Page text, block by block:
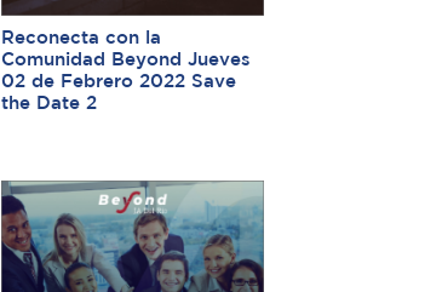
Reconecta con la
Comunidad Beyond Jueves
02 de Febrero 2022 Save
the Date 2